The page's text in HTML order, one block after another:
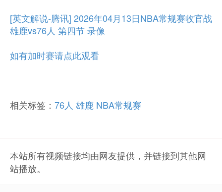
[英文解说-腾讯] 2026年04月13日NBA常规赛收官战
雄鹿vs76人 第四节 录像
如有加时赛请点此观看
相关标签： 76人 雄鹿 NBA常规赛
本站所有视频链接均由网友提供，并链接到其他网
站播放。